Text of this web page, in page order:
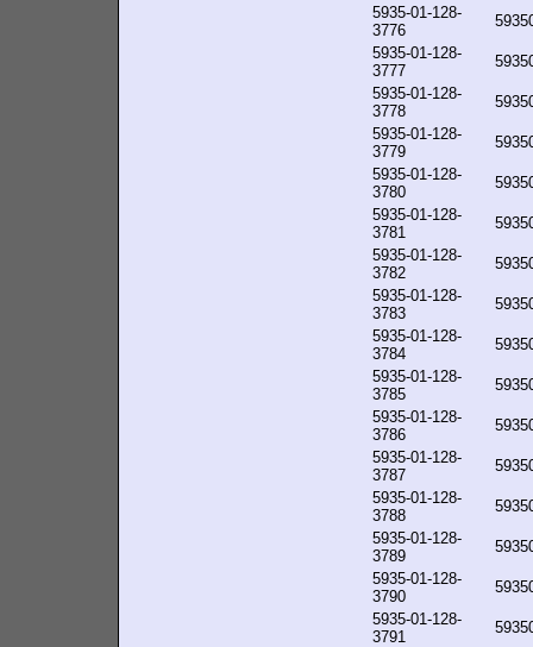
5935-01-128-
3776
5935-01-128-
3777
5935-01-128-
3778
5935-01-128-
3779
5935-01-128-
3780
5935-01-128-
3781
5935-01-128-
3782
5935-01-128-
3783
5935-01-128-
3784
5935-01-128-
3785
5935-01-128-
3786
5935-01-128-
3787
5935-01-128-
3788
5935-01-128-
3789
5935-01-128-
3790
5935-01-128-
3791